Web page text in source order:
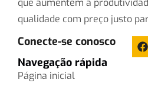
que aumentem a
qualidade com preço justo
Conecte-se conosco
Navegação rápida
Página inicial